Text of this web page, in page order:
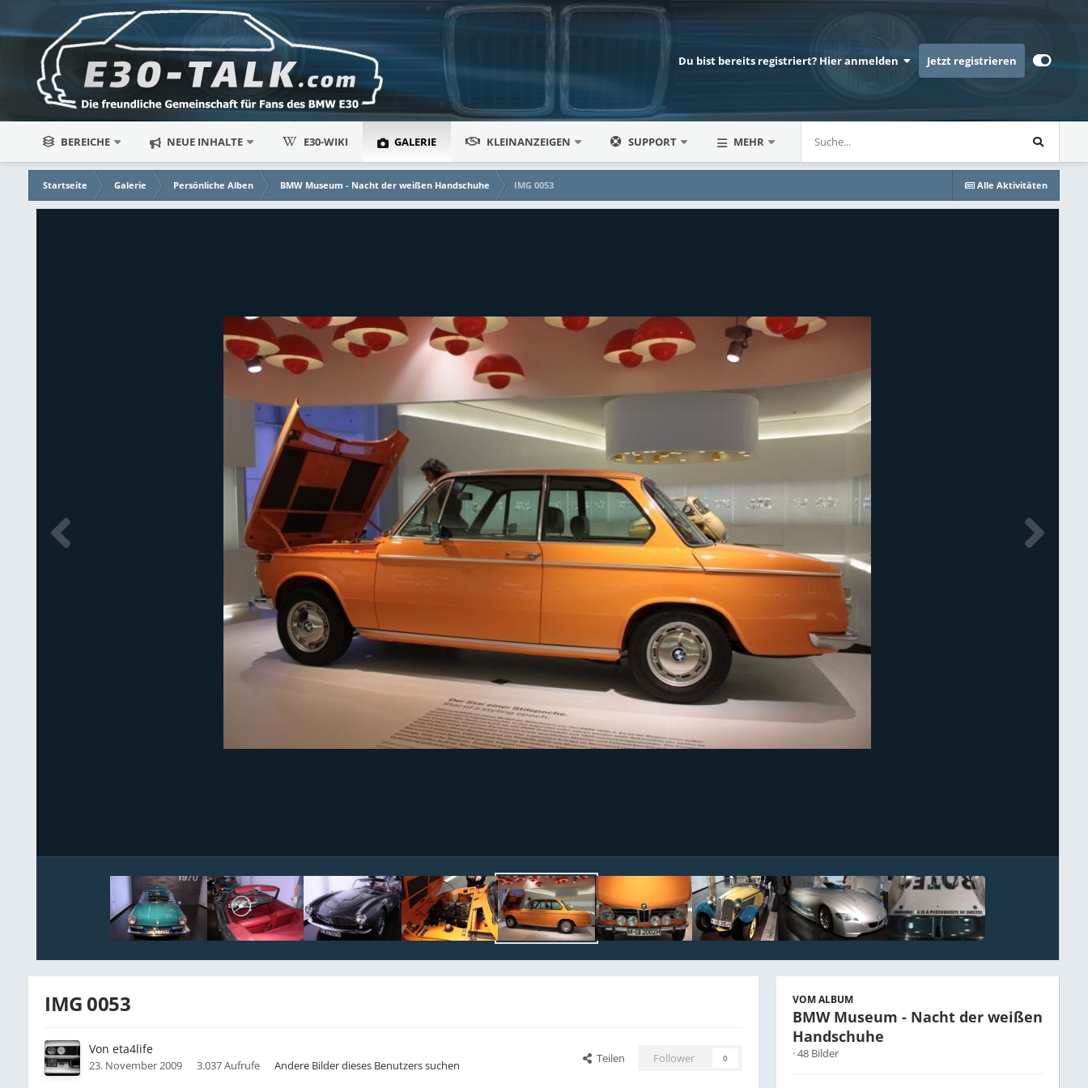
Du bist bereits registriert? Hier anmelden Jetzt registrieren
BEREICHE NEUE INHALTE E30-WIKI GALERIE KLEINANZEIGEN SUPPORT MEHR
Alle Aktivitäten
Startseite Galerie Persönliche Alben BMW Museum - Nacht der weißen Handschuhe IMG 0053
IMG 0053
Voneta4life
23. November 2009 3.037 Aufrufe Andere Bilder dieses Benutzers suchen
Teilen Follower 0
VOM ALBUM
BMW Museum - Nacht der weißen
Handschuhe
· 48 Bilder